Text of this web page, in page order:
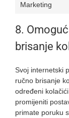
Marketing
8.
brisanje
Svoj internetski
ručno brisanje
određeni
promijeniti
primate poruku